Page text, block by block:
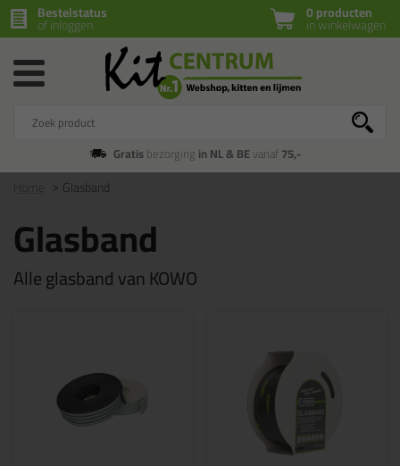
0 producten
in winkelwagen
Bestelstatus
of inloggen
Gratisbezorging in NL & BEvanaf75,-
Glasband
Glasband
Alle glasband van KOWO